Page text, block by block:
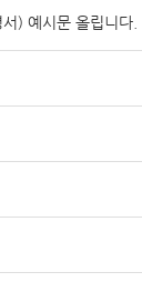
) 예시문 올립니다.